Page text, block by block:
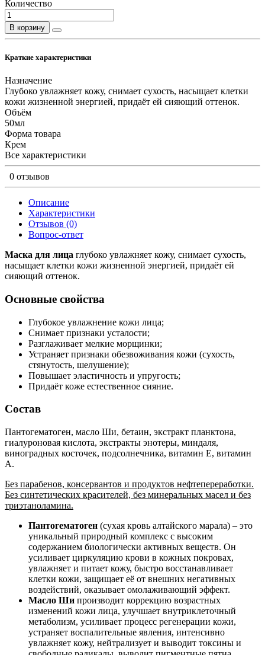
Количество
В корзину
Краткие характеристики
Назначение
Глубоко увлажняет кожу, снимает сухость, насыщает клетки
кожи жизненной энергией, придаёт ей сияющий оттенок.
Объём
50мл
Форма товара
Крем
Все характеристики
0 отзывов
Описание
Характеристики
Отзывов (0)
Вопрос-ответ
Маска для лица глубоко увлажняет кожу, снимает сухость,
насыщает клетки кожи жизненной энергией, придаёт ей
сияющий оттенок.
Основные свойства
Глубокое увлажнение кожи лица;
Снимает признаки усталости;
Разглаживает мелкие морщинки;
Устраняет признаки обезвоживания кожи (сухость,
стянутость, шелушение);
Повышает эластичность и упругость;
Придаёт коже естественное сияние.
Состав
Пантогематоген, масло Ши, бетаин, экстракт планктона,
гиалуроновая кислота, экстракты энотеры, миндаля,
виноградных косточек, подсолнечника, витамин Е, витамин
А.
Без парабенов, консервантов и продуктов нефтепереработки.
Без синтетических красителей, без минеральных масел и без
триэтаноламина.
Пантогематоген (сухая кровь алтайского марала) – это
уникальный природный комплекс с высоким
содержанием биологически активных веществ. Он
усиливает циркуляцию крови в кожных покровах,
увлажняет и питает кожу, быстро восстанавливает
клетки кожи, защищает её от внешних негативных
воздействий, оказывает омолаживающий эффект.
Масло Ши производит коррекцию возрастных
изменений кожи лица, улучшает внутриклеточный
метаболизм, усиливает процесс регенерации кожи,
устраняет воспалительные явления, интенсивно
увлажняет кожу, нейтрализует и выводит токсины и